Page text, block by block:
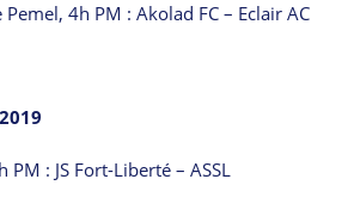
Pemel, 4h PM : Akolad FC – Eclair AC
PM : JS Fort-Liberté – ASSL